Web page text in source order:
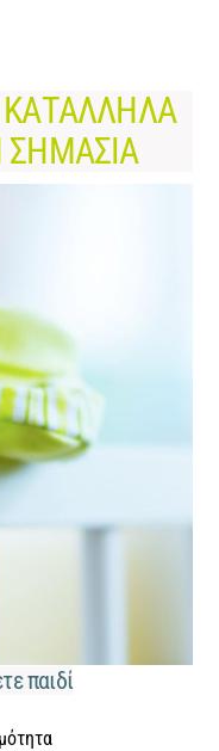
ΚΑΤΑΛΛΗΛΑ
παιδί